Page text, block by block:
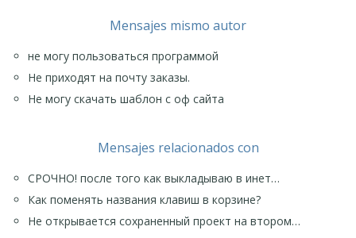
Mensajes mismo autor
не могу пользоваться программой
Не приходят на почту заказы.
Не могу скачать шаблон с оф сайта
Mensajes relacionados con
СРОЧНО! после того как выкладываю в инет…
Как поменять названия клавиш в корзине?
Не открывается сохраненный проект на втором…